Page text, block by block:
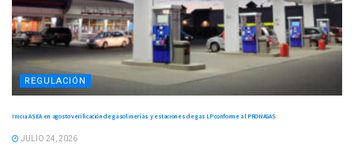
REGULACIÓN
Inicia ASEA en agosto verificación de gasolinerías y estaciones de gas LP conforme al PRONAGAS
JULIO 24, 2026